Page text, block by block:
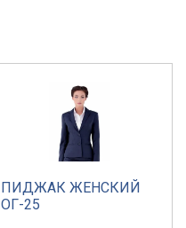
ПИДЖАК ЖЕНСКИЙ
ОГ-25